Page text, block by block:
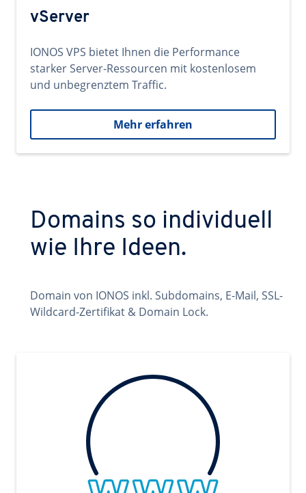
vServer
IONOS VPS bietet Ihnen die Performance
starker Server-Ressourcen mit kostenlosem
und unbegrenztem Traffic.
Mehr erfahren
Domains so individuell
wie Ihre Ideen.
Domain von IONOS inkl. Subdomains, E-Mail, SSL-
Wildcard-Zertifikat & Domain Lock.